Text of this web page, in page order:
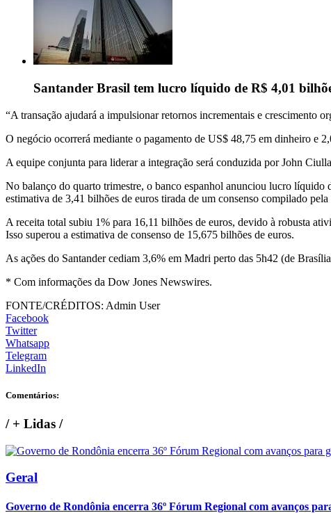
Santander Brasil tem lucro líquido de R$ 4,01
“A transação ajudará a impulsionar retornos incrementais e crescimento
O negócio ocorrerá mediante o pagamento de US$ 48,75 em dinheiro e
A equipe conjunta para liderar a integração será conduzida por John
No balanço do quarto trimestre, o banco espanhol anunciou lucro líquido
estimativa de 3,41 bilhões de euros tirada de um consenso compilado pela
A receita total subiu 1% para 16,11 bilhões de euros, devido à robusta
Isso superou a estimativa de consenso de 15,675 bilhões de euros.
As ações do Santander cediam 3,6% em Madri perto das 5h42 (de
* Com informações da Dow Jones Newswires.
FONTE/CRÉDITOS: Admin User
Facebook
Twitter
Whatsapp
Telegram
LinkedIn
Comentários:
/+ Lidas /
Geral
Governo de Rondônia encerra 36º Fórum Regional com avanços